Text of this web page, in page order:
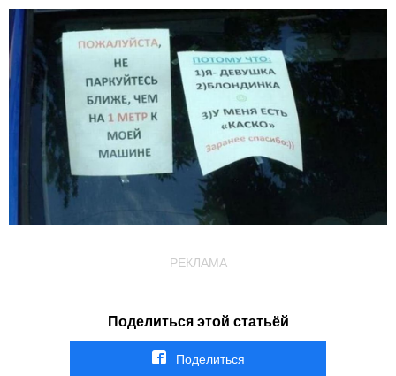
РЕКЛАМА
Поделиться этой статьёй
Поделиться